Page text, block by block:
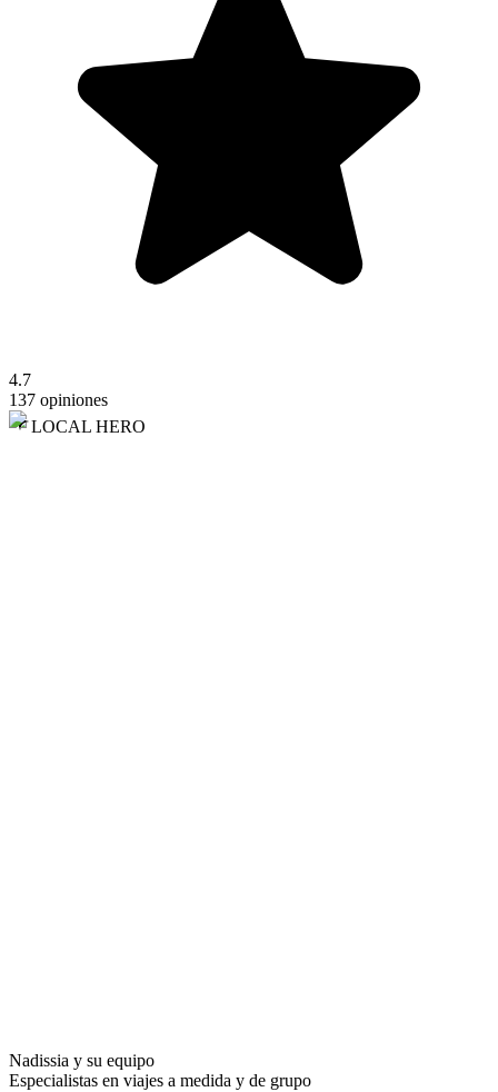
4.7
137 opiniones
LOCAL HERO
Nadissia y su equipo
Especialistas en viajes a medida y de grupo